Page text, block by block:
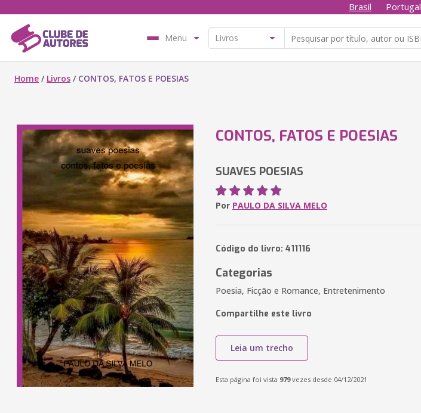
Brasil Portugal
Menu
Home / Livros / CONTOS, FATOS E POESIAS
CONTOS, FATOS E POESIAS
SUAVES POESIAS
Por PAULO DA SILVA MELO
Código do livro: 411116
Categorias
Poesia, Ficção e Romance, Entretenimento
Compartilhe este livro
Leia um trecho
Esta página foi vista 979vezes desde 04/12/2021